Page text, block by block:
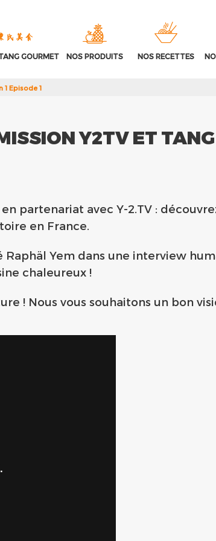
GOURMET NOS PRODUITS NOS RECETTES
1 Episode 1
Y2TV ET
partenariat avec Y-2.TV​ :
en France.
Yem dans une interview
chaleureux !
! Nous vous souhaitons un bon